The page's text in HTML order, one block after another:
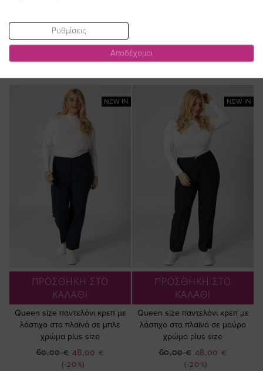
NEW IN
ΠΡΟΣΘΗΚΗ ΣΤΟ
ΚΑΛΑΘΙ
Queen size παντελόνι κρεπ με
λάστιχο στα πλαϊνά σε μπλε
χρώμα plus size
(-20%)
Ειδική
Τιμή
48,00 €
60,00 €
NEW IN
ΠΡΟΣΘΗΚΗ ΣΤΟ
ΚΑΛΑΘΙ
Queen size παντελόνι κρεπ με
λάστιχο στα πλαϊνά σε μαύρο
χρώμα plus size
(-20%)
Ειδική
Τιμή
48,00 €
60,00 €
ΔΕΙΤΕ ΕΠΙΣΗΣ
Ρυθμίσεις
Αποδέχομαι